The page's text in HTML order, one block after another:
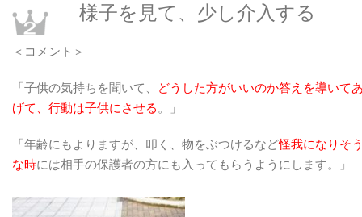
様子を見て、少し介入する
＜コメント＞
「子供の気持ちを聞いて、
どうした方がいいのか答えを導いて
げて、行動は子供にさせる。」
「年齢にもよりますが、叩く、物をぶつけるなど怪我になりそ
な時には相手の保護者の方にも入ってもらうようにします。」